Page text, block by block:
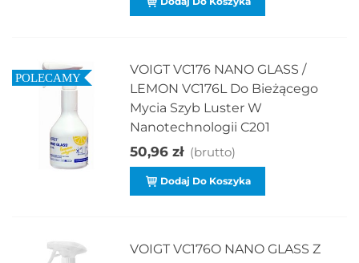
POLECAMY
VOIGT VC176 NANO GLASS /
LEMON VC176L Do Bieżącego
Mycia Szyb Luster W
Nanotechnologii C201
50,96 zł (brutto)
Dodaj Do Koszyka
VOIGT VC176O NANO GLASS Z